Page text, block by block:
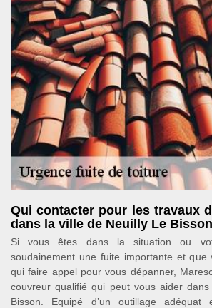
Qui contacter pour les travaux
dans la ville de Neuilly Le
Si vous êtes dans la situation ou
soudainement une fuite importante et
qui faire appel pour vous dépanner,
couvreur qualifié qui peut vous aider
Bisson. Equipé d’un outillage adéquat